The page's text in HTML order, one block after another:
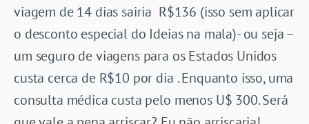
viagem de 14 dias sairia R$136 (isso sem aplicar
o desconto especial do Ideias na mala)- ou seja –
um seguro de viagens para os Estados Unidos
custa cerca de R$10 por dia . Enquanto isso, uma
consulta médica custa pelo menos U$ 300. Será